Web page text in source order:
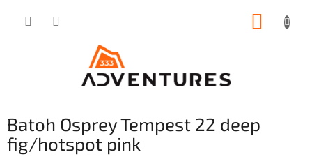
Batoh Osprey Tempest 22 deep
fig/hotspot pink